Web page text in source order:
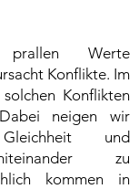
Werte
Konflikte. Im
Konflikten
neigen wir
und
zu
kommen in